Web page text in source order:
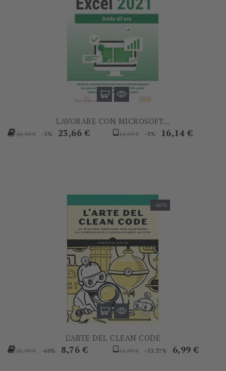
LAVORARE CON MICROSOFT...
Prezzo
24,90 € -5% Prezzo
23,66 €
Prezzo
16,99 € -5% Prezzo
16,14 €
-60%
L’ARTE DEL CLEAN CODE
Prezzo
21,90 € -60% Prezzo
8,76 €
Prezzo
14,99 € -53.37% Prezzo
6,99 €